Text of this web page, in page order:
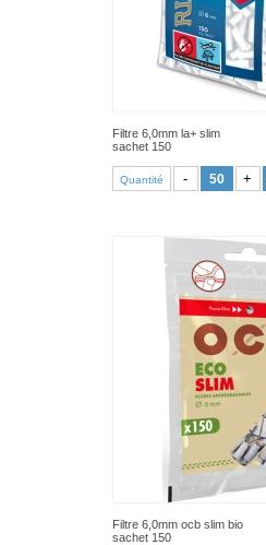
Filtre 6,0mm la+ slim
sachet 150
Quantité - +
Filtre 6,0mm ocb slim bio
sachet 150